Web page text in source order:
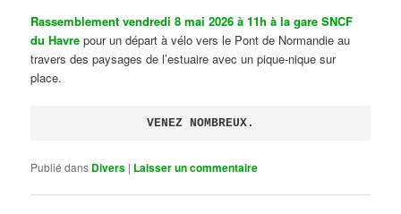
Rassemblement vendredi 8 mai 2026 à 11h à la gare SNCF
du Havre pour un départ à vélo vers le Pont de Normandie au
travers des paysages de l’estuaire avec un pique-nique sur
place.
VENEZ NOMBREUX.
Publié dans Divers | Laisser un commentaire